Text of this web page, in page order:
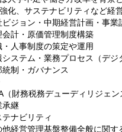
化、サステナビリティなど経
ビジョン・中期経営計画・事業
会計・原価管理制度構築
・人事制度の策定や運用
システム・業務プロセス（デジ
統制・ガバナンス
（財務税務デューディリジェン
承継
ナビリティ
他経営管理基盤整備全般に関す